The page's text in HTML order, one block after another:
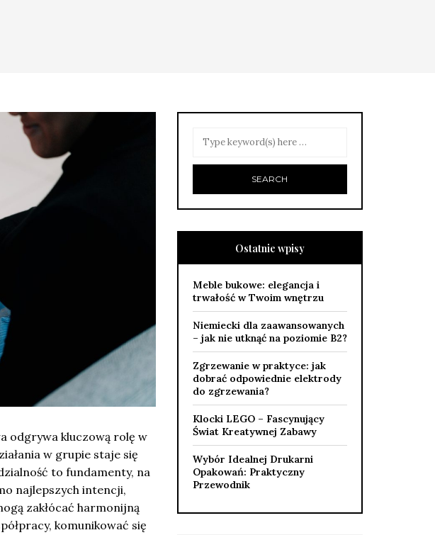
odgrywa kluczową rolę w
w grupie staje się
to fundamenty, na
najlepszych intencji,
zakłócać harmonijną
komunikować się
Ostatnie wpisy
Meble bukowe: elegancja i
trwałość w Twoim wnętrzu
Niemiecki dla zaawansowanych
– jak nie utknąć na poziomie B2?
Zgrzewanie w praktyce: jak
dobrać odpowiednie elektrody
do zgrzewania?
Klocki LEGO – Fascynujący
Świat Kreatywnej Zabawy
Wybór Idealnej Drukarni
Opakowań: Praktyczny
Przewodnik